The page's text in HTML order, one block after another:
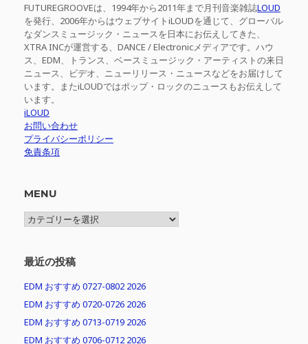
FUTUREGROOVEは、1994年から2011年まで月刊音楽雑誌LOUD
を発行、2006年からはウェブサイトiLOUDを通じて、グローバル
なダンスミュージック・ニュースを日本にお伝えしてきた、
XTRA INCが運営する、DANCE / Electronicメディアです。ハウ
ス、EDM、トランス、ベースミュージック・アーティストの来日
ニュース、ビデオ、ニューリリース・ニュースなどをお届けして
います。またiLOUDではポップ・ロックのニュースもお伝えして
います。
iLOUD
お問い合わせ
プライバシーポリシー
免責条項
MENU
MENU
最近の投稿
EDM おすすめ 0727-0802 2026
EDM おすすめ 0720-0726 2026
EDM おすすめ 0713-0719 2026
EDM おすすめ 0706-0712 2026